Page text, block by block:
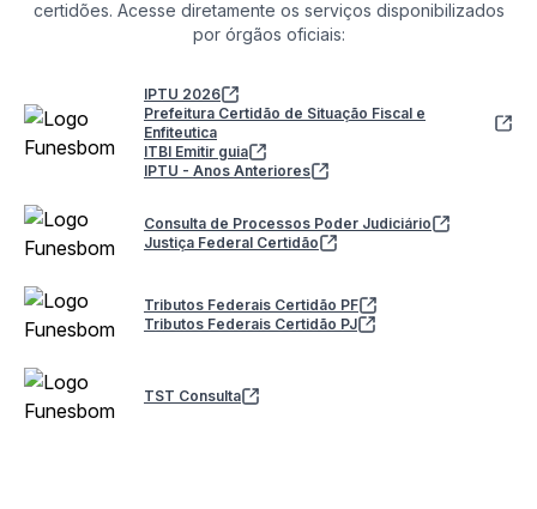
certidões. Acesse diretamente os serviços disponibilizados
por órgãos oficiais:
IPTU 2026
Prefeitura Certidão de Situação Fiscal e
Enfiteutica
ITBI Emitir guia
IPTU - Anos Anteriores
Consulta de Processos Poder Judiciário
Justiça Federal Certidão
Tributos Federais Certidão PF
Tributos Federais Certidão PJ
TST Consulta